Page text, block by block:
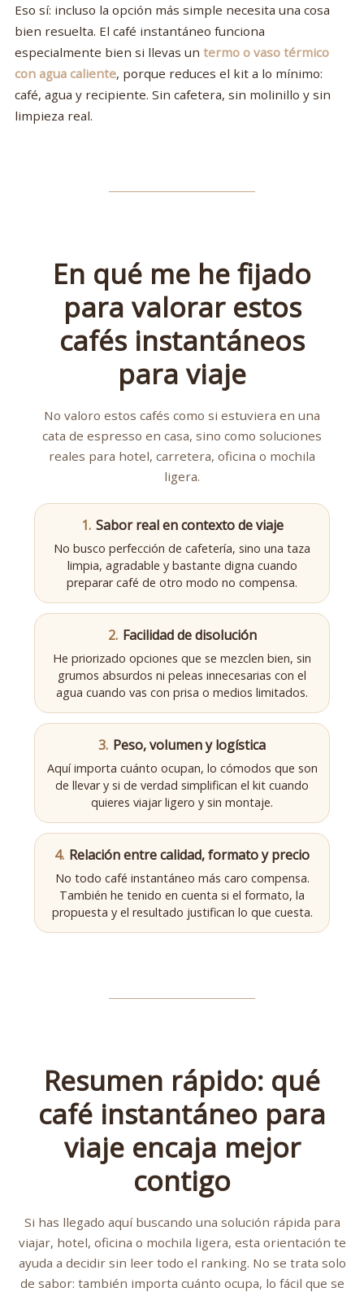
Eso sí: incluso la opción más simple necesita una cosa
bien resuelta. El café instantáneo funciona
especialmente bien si llevas un termo o vaso térmico
con agua caliente, porque reduces el kit a lo mínimo:
café, agua y recipiente. Sin cafetera, sin molinillo y sin
limpieza real.
En qué me he fijado
para valorar estos
cafés instantáneos
para viaje
No valoro estos cafés como si estuviera en una
cata de espresso en casa, sino como soluciones
reales para hotel, carretera, oficina o mochila
ligera.
1. Sabor real en contexto de viaje
No busco perfección de cafetería, sino una taza
limpia, agradable y bastante digna cuando
preparar café de otro modo no compensa.
2. Facilidad de disolución
He priorizado opciones que se mezclen bien, sin
grumos absurdos ni peleas innecesarias con el
agua cuando vas con prisa o medios limitados.
3. Peso, volumen y logística
Aquí importa cuánto ocupan, lo cómodos que son
de llevar y si de verdad simplifican el kit cuando
quieres viajar ligero y sin montaje.
4. Relación entre calidad, formato y precio
No todo café instantáneo más caro compensa.
También he tenido en cuenta si el formato, la
propuesta y el resultado justifican lo que cuesta.
Resumen rápido: qué
café instantáneo para
viaje encaja mejor
contigo
Si has llegado aquí buscando una solución rápida para
viajar, hotel, oficina o mochila ligera, esta orientación te
ayuda a decidir sin leer todo el ranking. No se trata solo
de sabor: también importa cuánto ocupa, lo fácil que se